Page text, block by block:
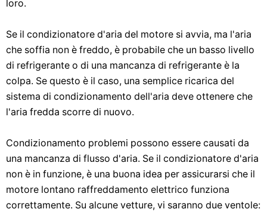
loro.
Se il condizionatore d'aria del motore si avvia, ma l'aria
che soffia non è freddo, è probabile che un basso livello
di refrigerante o di una mancanza di refrigerante è la
colpa. Se questo è il caso, una semplice ricarica del
sistema di condizionamento dell'aria deve ottenere che
l'aria fredda scorre di nuovo.
Condizionamento problemi possono essere causati da
una mancanza di flusso d'aria. Se il condizionatore d'aria
non è in funzione, è una buona idea per assicurarsi che il
motore lontano raffreddamento elettrico funziona
correttamente. Su alcune vetture, vi saranno due ventole: